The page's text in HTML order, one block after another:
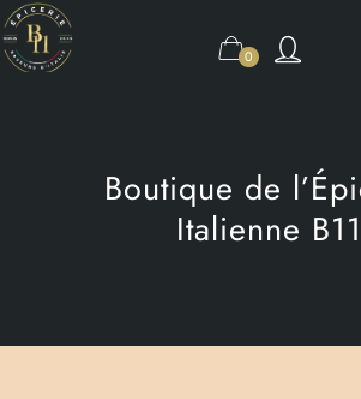
0
Boutique de
Italienne B11